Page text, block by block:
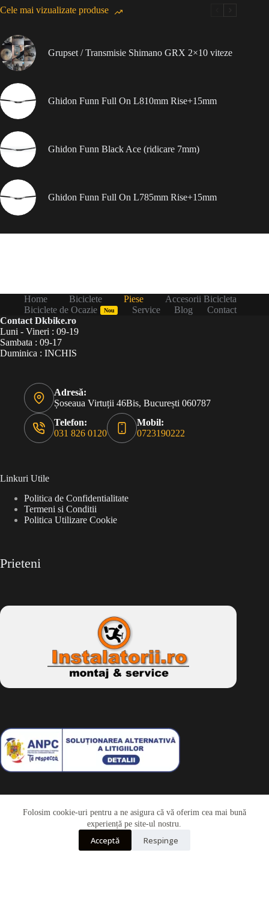
Folosim cookie-uri pentru a ne asigura că vă oferim cea mai bună
experiență pe site-ul nostru.
Acceptă Respinge
Cele mai vizualizate produse
Grupset / Transmisie Shimano GRX 2×10 viteze
Ghidon Funn Full On L810mm Rise+15mm
Ghidon Funn Black Ace (ridicare 7mm)
Ghidon Funn Full On L785mm Rise+15mm
Home Biciclete Piese
Accesorii Bicicleta
Biciclete de Ocazie
Nou Service Blog
Contact
Contact Dkbike.ro
Luni - Vineri : 09-19
Sambata : 09-17
Duminica : INCHIS
Adresă:
Șoseaua Virtuții 46Bis, București 060787
Telefon:
031 826 0120
Mobil:
0723190222
Linkuri Utile
Politica de Confidentialitate
Termeni si Conditii
Politica Utilizare Cookie
Prieteni
Drepturi de autor © 2026 - Dkbike.ropowered by